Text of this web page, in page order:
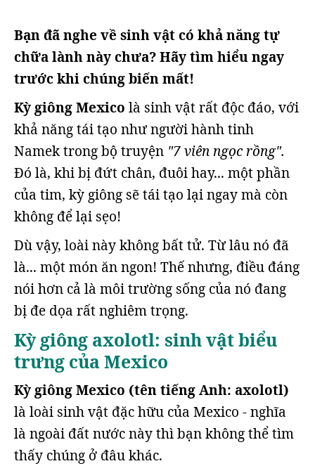
Bạn đã nghe về sinh vật có khả năng tự
chữa lành này chưa? Hãy tìm hiểu ngay
trước khi chúng biến mất!
Kỳ giông Mexico là sinh vật rất độc đáo, với
khả năng tái tạo như người hành tinh
Namek trong bộ truyện "7 viên ngọc rồng".
Đó là, khi bị đứt chân, đuôi hay... một phần
của tim, kỳ giông sẽ tái tạo lại ngay mà còn
không để lại sẹo!
Dù vậy, loài này không bất tử. Từ lâu nó đã
là... một món ăn ngon! Thế nhưng, điều đáng
nói hơn cả là môi trường sống của nó đang
bị đe dọa rất nghiêm trọng.
Kỳ giông axolotl: sinh vật biểu
trưng của Mexico
Kỳ giông Mexico (tên tiếng Anh: axolotl)
là loài sinh vật đặc hữu của Mexico - nghĩa
là ngoài đất nước này thì bạn không thể tìm
thấy chúng ở đâu khác.